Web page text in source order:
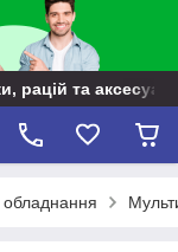
рацій та